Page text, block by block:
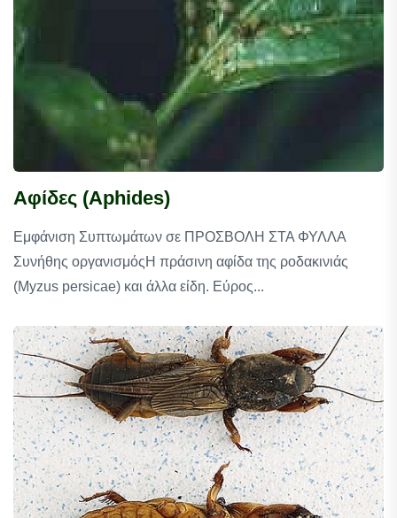
Αφίδες (Aphides)
Εμφάνιση Συπτωμάτων σε ΠΡΟΣΒΟΛΗ ΣΤΑ ΦΥΛΛΑ
Συνήθης οργανισμόςΗ πράσινη αφίδα της ροδακινιάς
(Myzus persicae) και άλλα είδη. Εύρος...